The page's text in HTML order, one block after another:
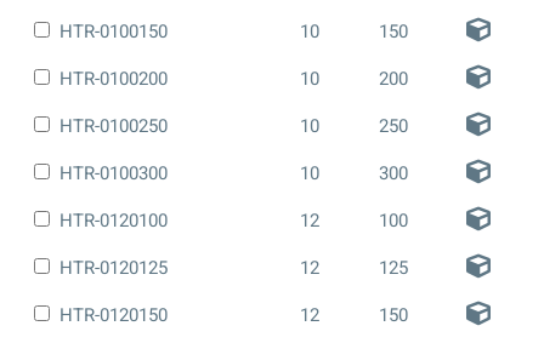
HTR-0100150
10
150
HTR-0100200
10
200
HTR-0100250
10
250
HTR-0100300
10
300
HTR-0120100
12
100
HTR-0120125
12
125
HTR-0120150
12
150